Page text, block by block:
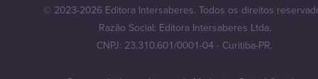
© 2023-2026 Editora Intersaberes. Todos os direitos
Razão Social: Editora Intersaberes Ltda.
CNPJ: 23.310.601/0001-04 - Curitiba-PR.